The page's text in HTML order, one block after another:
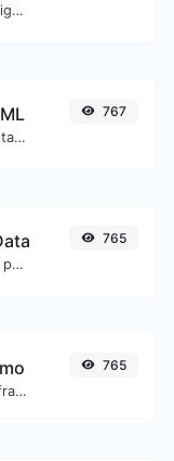
Formate e embeleze seu código SQL com facilidade.
Remova facilmente todas as tags HTML de um bloco de texto.
767
Converta um unix timestamp para UTC e sua data local.
765
Verifique se uma palavra ou frase é palíndromo (se lê igual de trás para frente).
765